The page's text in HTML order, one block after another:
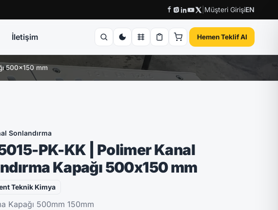
Müşteri GirişiEN
İletişim Hemen Teklif Al
500x150 mm
Sonlandırma
PK-KK | Polimer Kanal
Kapağı 500x150 mm
Teknik Kimya
Kapağı 500mm 150mm